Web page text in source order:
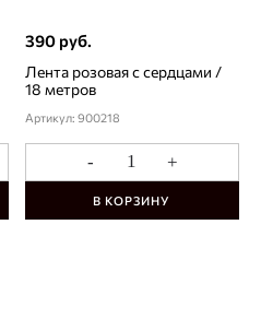
390 руб.
Лента розовая с сердцами /
18 метров
Артикул: 900218
- +
В КОРЗИНУ